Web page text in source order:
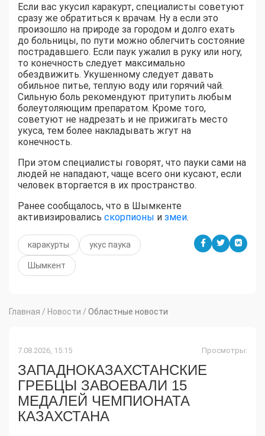
Если вас укусил каракурт, специалисты советуют
сразу же обратиться к врачам. Ну а если это
произошло на природе за городом и долго ехать
до больницы, по пути можно облегчить состояние
пострадавшего. Если паук ужалил в руку или ногу,
то конечность следует максимально
обездвижить. Укушенному следует давать
обильное питье, теплую воду или горячий чай.
Сильную боль рекомендуют притупить любым
болеутоляющим препаратом. Кроме того,
советуют не надрезать и не прижигать место
укуса, тем более накладывать жгут на
конечность.
При этом специалисты говорят, что пауки сами на
людей не нападают, чаще всего они кусают, если
человек вторгается в их пространство.
Ранее сообщалось, что в Шымкенте
активизировались скорпионы и змеи.
каракурты укус паука
Шымкент
Главная / Новости / Областные новости
7.08.2026, 15:15 Просмотры:
ЗАПАДНОКАЗАХСТАНСКИЕ
ГРЕБЦЫ ЗАВОЕВАЛИ 15
МЕДАЛЕЙ ЧЕМПИОНАТА
КАЗАХСТАНА